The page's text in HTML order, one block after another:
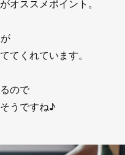
オススメポイント。
てくれています。
ので
うですね♪